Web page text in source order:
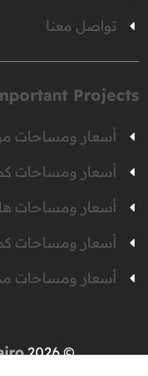
تواصل معنا
Projects
أسعار ومساحات
أسعار ومساحات
أسعار ومساحات
أسعار ومساحات
أسعار ومساحات
© 2026 All rights reserved